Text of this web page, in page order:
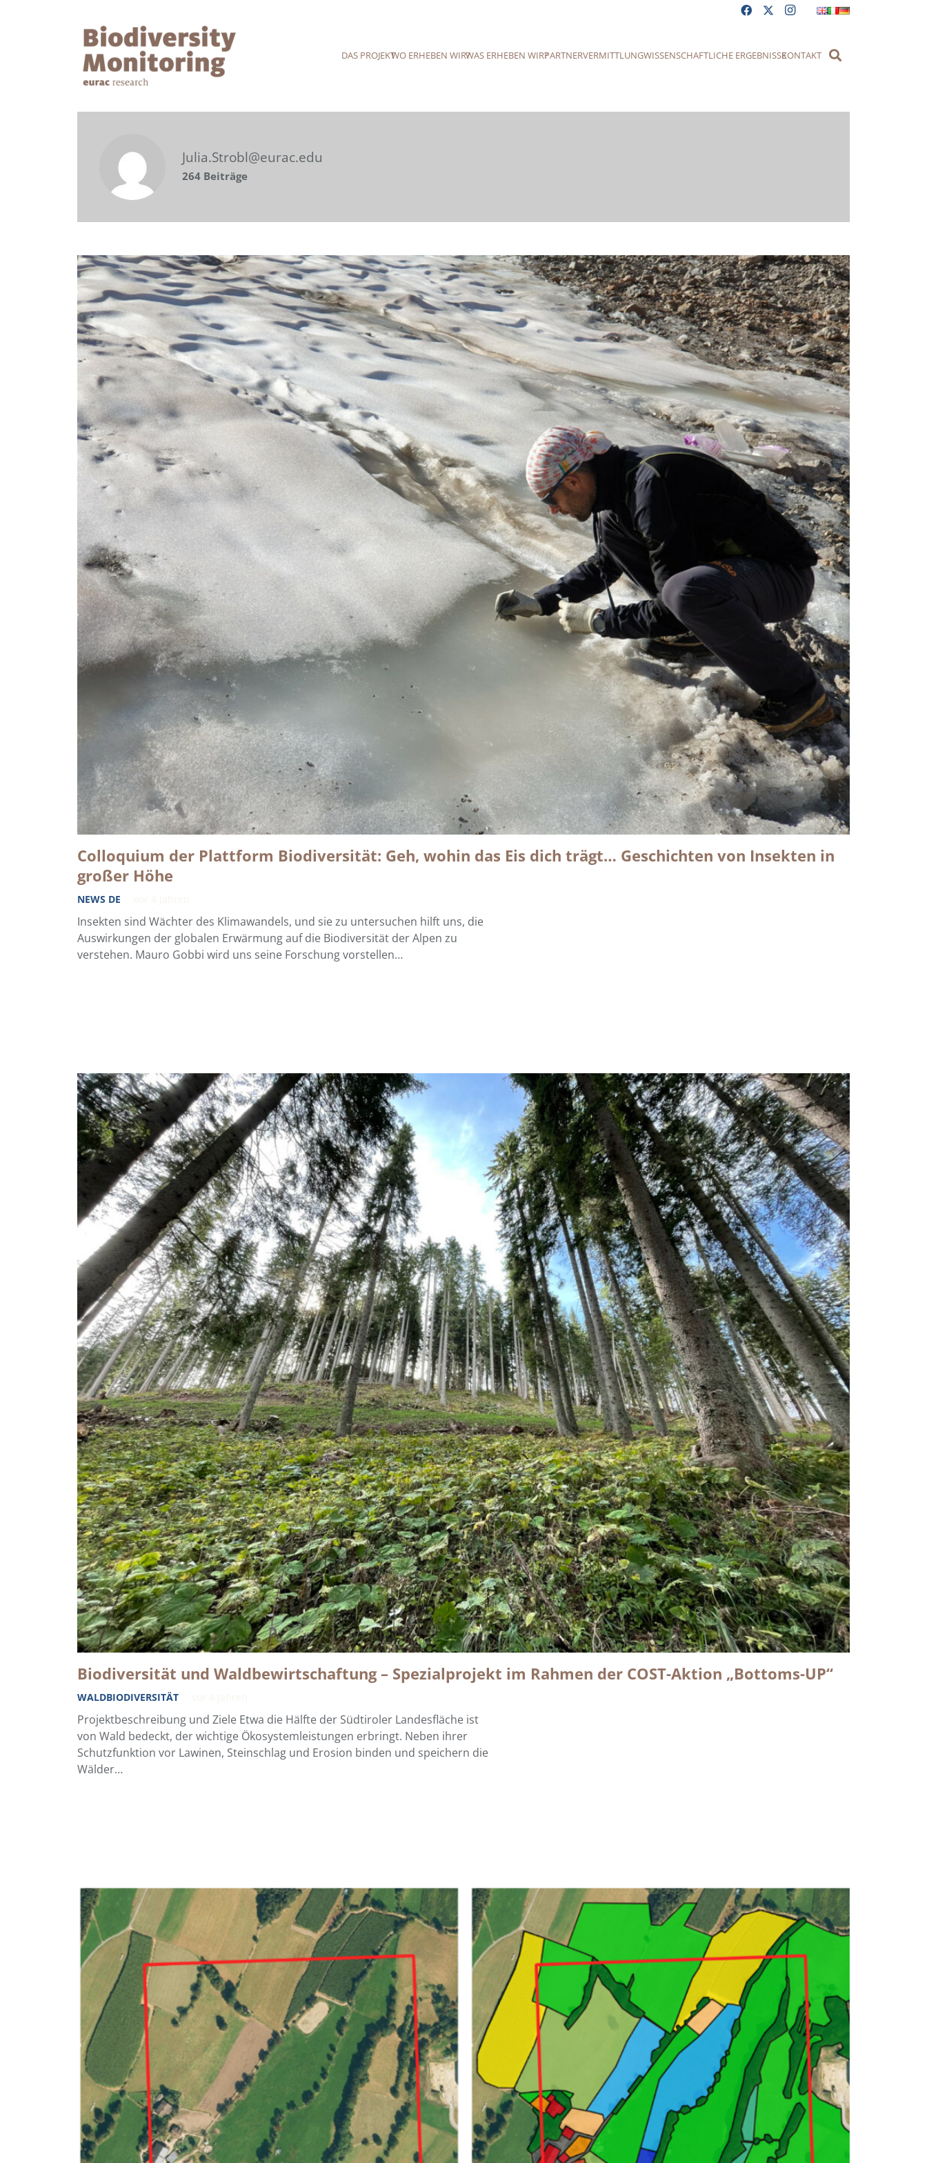
DAS PROJEKTWO ERHEBEN WIR?WAS ERHEBEN WIR?PARTNERVERMITTLUNGWISSENSCHAFTLICHE ERGEBNISSEKONTAKT
Julia.Strobl@eurac.edu
264 Beiträge
Colloquium der Plattform Biodiversität: Geh, wohin das Eis dich trägt… Geschichten von Insekten in
großer Höhe
NEWS DE
Insekten sind Wächter des Klimawandels, und sie zu untersuchen hilft uns, die
Auswirkungen der globalen Erwärmung auf die Biodiversität der Alpen zu
verstehen. Mauro Gobbi wird uns seine Forschung vorstellen…
Biodiversität und Waldbewirtschaftung – Spezialprojekt im Rahmen der COST-Aktion „Bottoms-UP“
WALDBIODIVERSITÄT
Projektbeschreibung und Ziele Etwa die Hälfte der Südtiroler Landesfläche ist
von Wald bedeckt, der wichtige Ökosystemleistungen erbringt. Neben ihrer
Schutzfunktion vor Lawinen, Steinschlag und Erosion binden und speichern die
Wälder…